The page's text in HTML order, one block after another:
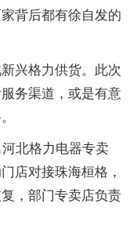
背后都有徐自发的
兴格力供货。此次
务渠道，或是有意
北格力电器专卖
店对接珠海桓格，
，部门专卖店负责